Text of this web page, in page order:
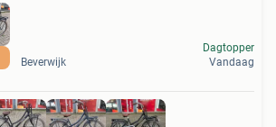
Beverwijk
Dagtopper
Vandaag